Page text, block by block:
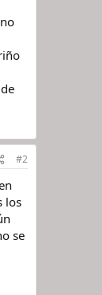
#2
los
se